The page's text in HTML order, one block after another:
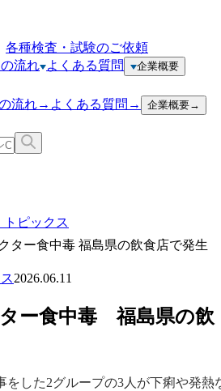
各種検査・試験のご依頼
流れ よくある質問
企業概要
流れ→ よくある質問 → 企業概要→
トピックス
ター食中毒 福島県の飲食店で発生
2026.06.11
ー食中毒 福島県の飲
をした2グループの3人が下痢や発熱